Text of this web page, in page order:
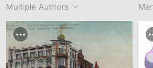
Multiple Authors